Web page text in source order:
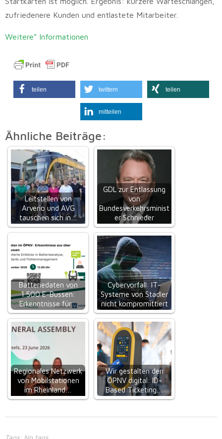
zufriedenere Kunden und entlastete Mitarbeiter.
Weitere” Informationen
teilen twittern teilen
mitteilen
Ähnliche Beiträge:
Leitstellen von
Arverio und AVG
tauschen sich in…
GDL zur Entlassung
von
Bundesverkehrsminist
er Schnieder
Batteriedaten von
1.500 E-Bussen:
Erkenntnisse für…
Cybervorfall: IT-
Systeme von Stadler
nicht kompromittiert
Regionales Netzwerk
von Mobilstationen
im Rheinland…
Wir gestalten den
ÖPNV digital: ID-
Based Ticketing…
Tags: No tags